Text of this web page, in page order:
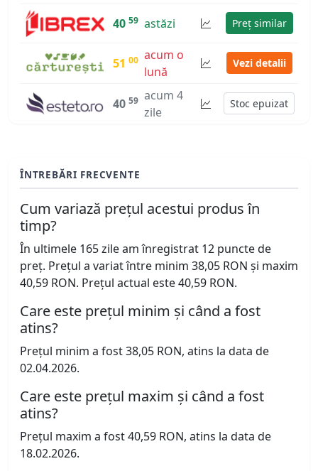
40 59 astăzi Preț similar
51 00 acum o
lună
Vezi detalii
40 59 acum 4
zile
Stoc epuizat
ÎNTREBĂRI FRECVENTE
Cum variază prețul acestui produs în
timp?
În ultimele 165 zile am înregistrat 12 puncte de
preț. Prețul a variat între minim 38,05 RON și maxim
40,59 RON. Prețul actual este 40,59 RON.
Care este prețul minim și când a fost
atins?
Prețul minim a fost 38,05 RON, atins la data de
02.04.2026.
Care este prețul maxim și când a fost
atins?
Prețul maxim a fost 40,59 RON, atins la data de
18.02.2026.